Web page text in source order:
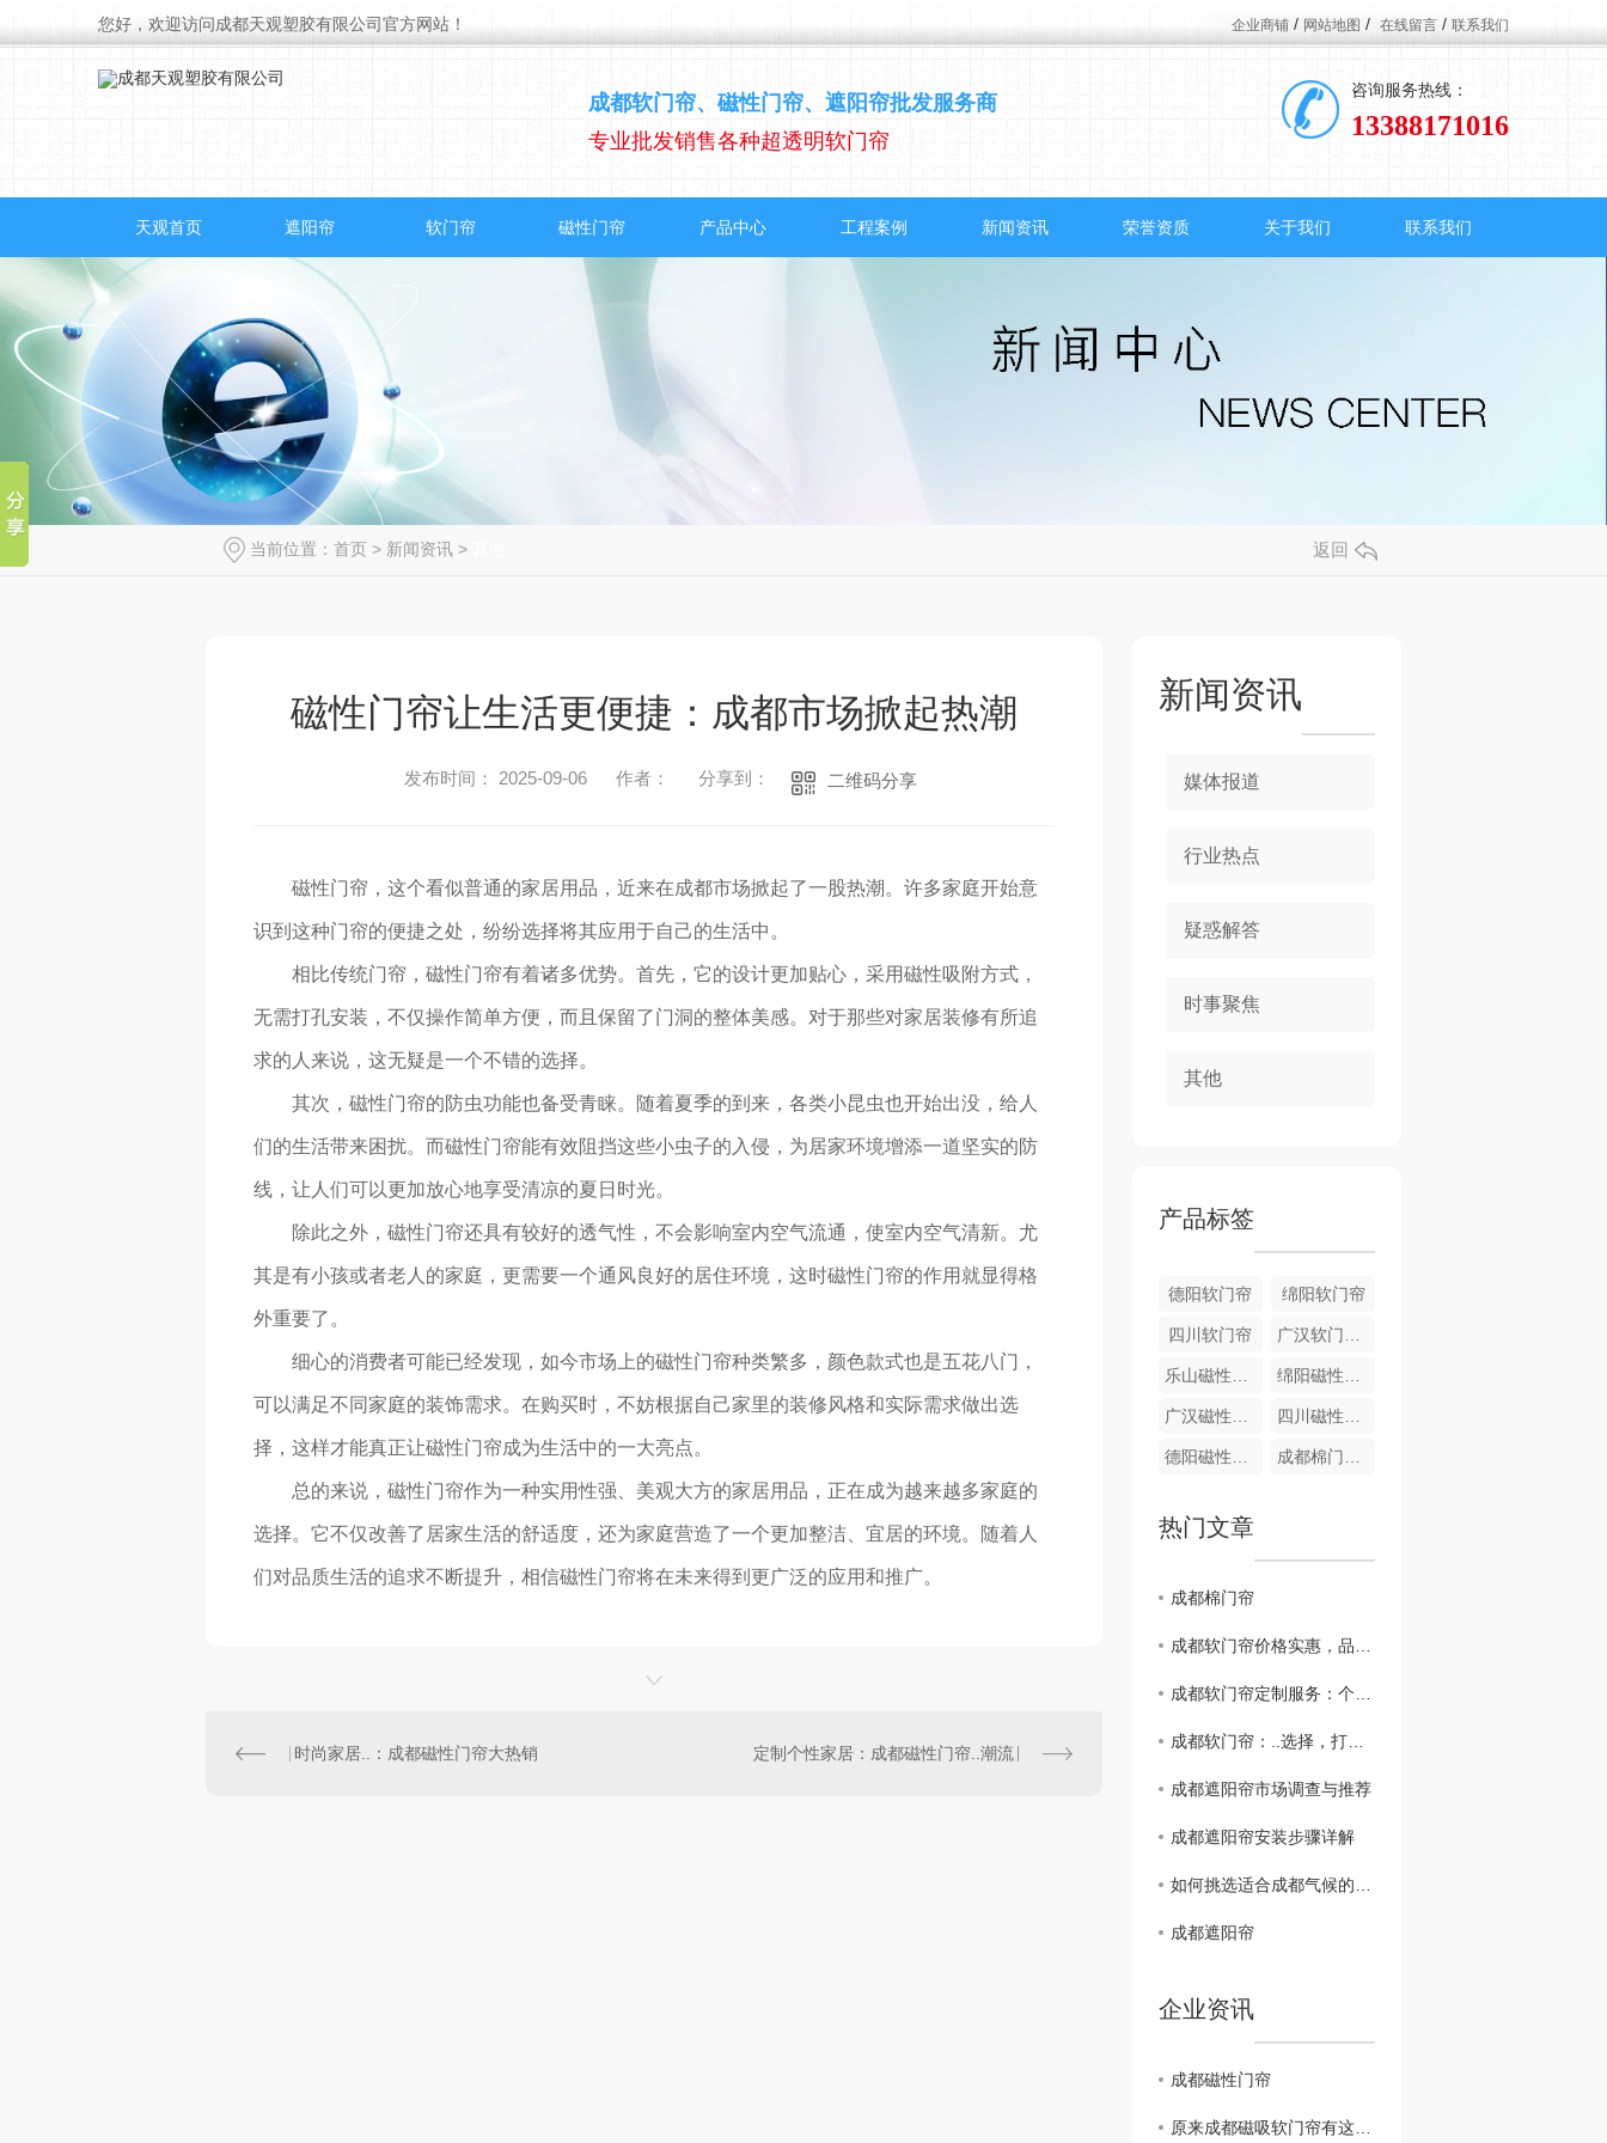
您好，欢迎访问成都天观塑胶有限公司官方网站！ 企业商铺 / 网站地图 / 在线留言 / 联系我们
成都软门帘、磁性门帘、遮阳帘批发服务商
专业批发销售各种超透明软门帘
咨询服务热线：
13388171016
天观首页 遮阳帘 软门帘 磁性门帘 产品中心 工程案例 新闻资讯 荣誉资质 关于我们 联系我们
当前位置： 首页 > 新闻资讯 > 返回
磁性门帘让生活更便捷：成都市场掀起热潮
发布时间： 2025-09-06 作者： 分享到： 二维码分享
磁性门帘，这个看似普通的家居用品，近来在成都市场掀起了一股热潮。许多家庭开始意
识到这种门帘的便捷之处，纷纷选择将其应用于自己的生活中。
相比传统门帘，磁性门帘有着诸多优势。首先，它的设计更加贴心，采用磁性吸附方式，
无需打孔安装，不仅操作简单方便，而且保留了门洞的整体美感。对于那些对家居装修有所追
求的人来说，这无疑是一个不错的选择。
其次，磁性门帘的防虫功能也备受青睐。随着夏季的到来，各类小昆虫也开始出没，给人
们的生活带来困扰。而磁性门帘能有效阻挡这些小虫子的入侵，为居家环境增添一道坚实的防
线，让人们可以更加放心地享受清凉的夏日时光。
除此之外，磁性门帘还具有较好的透气性，不会影响室内空气流通，使室内空气清新。尤
其是有小孩或者老人的家庭，更需要一个通风良好的居住环境，这时磁性门帘的作用就显得格
外重要了。
细心的消费者可能已经发现，如今市场上的磁性门帘种类繁多，颜色款式也是五花八门，
可以满足不同家庭的装饰需求。在购买时，不妨根据自己家里的装修风格和实际需求做出选
择，这样才能真正让磁性门帘成为生活中的一大亮点。
总的来说，磁性门帘作为一种实用性强、美观大方的家居用品，正在成为越来越多家庭的
选择。它不仅改善了居家生活的舒适度，还为家庭营造了一个更加整洁、宜居的环境。随着人
们对品质生活的追求不断提升，相信磁性门帘将在未来得到更广泛的应用和推广。
时尚家居..：成都磁性门帘大热销 定制个性家居：成都磁性门帘..潮流
新闻资讯
媒体报道
行业热点
疑惑解答
时事聚焦
其他
产品标签
德阳软门帘 绵阳软门帘
四川软门帘 广汉软门帘销售
乐山磁性门帘 绵阳磁性门帘
广汉磁性门帘 四川磁性门帘
德阳磁性门帘 成都棉门帘批发
热门文章
成都棉门帘
成都软门帘价格实惠，品质保障，值得信赖
成都软门帘定制服务：个性化设计，彰显品味
成都软门帘：..选择，打造家居新风尚
成都遮阳帘市场调查与推荐
成都遮阳帘安装步骤详解
如何挑选适合成都气候的遮阳帘
成都遮阳帘
企业资讯
成都磁性门帘
原来成都磁吸软门帘有这些优势